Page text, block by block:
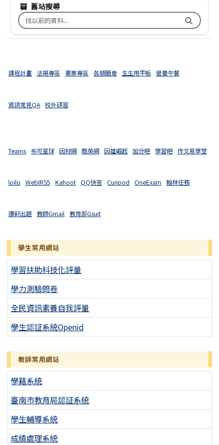
舊站搜尋
搜尋台南市文元國小舊校網關鍵字
課程計畫 法規專區 畢業專區 各類簡章 生生用平板 營養午餐
資訊常見QA 校外研習
Teams 布可星球 因材網 酷英網 因雄崛起 加分吧 學習吧 作文易學堂
loilo WebIRS5 Kahoot QQ快答 Curipod OneExam 翰林任務
康軒出題 教師Gmail 教育部Gsuit
學生常用網站
學習扶助科技化評量
學力測驗問卷
全民資訊素養自我評量
學生認証系統Openid
教師常用網站
學籍系統
臺南市教育局認証系統
學生輔導系統
成績處理系統